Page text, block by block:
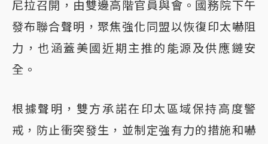
尼拉召開，由雙邊高階官員與會。國務院下午
發布聯合聲明，聚焦強化同盟以恢復印太嚇阻
力，也涵蓋美國近期主推的能源及供應鏈安
全。
根據聲明，雙方承諾在印太區域保持高度警
戒，防止衝突發生，並制定強有力的措施和嚇